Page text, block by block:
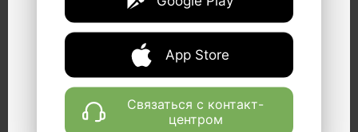
App Store
Связаться с контакт-
центром
плацебо,а что именно препарат очень рабочий, а
через неделю приёма пришло в норму
все,настроение,общее состояние, моторика,стул.
Низкий поклон производителю!!!!))